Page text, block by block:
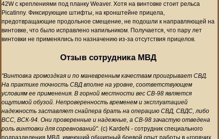
42W c креплениями под планку Weaver. Хотя на винтовке стоит рельса
Picatinny. Фиксирующие штифты, на кронштейне прицела,
предотвращающие продольное смещение, не подошли к направляющей на
винтовке, что было исправлено напильником. Получается, что пару лет
винтовки не применялись по назначению из-за отсутствия прицелов.
Отзыв сотрудника МВД
"Винтовка громоздкая и по маневренным качествам проигрывает СВД.
На практике точность СВД вполне на уровне, соответствующем
условиям ее применения. В горной местности вес СВ-98 является
ощутимой обузой. Непроверенность временем и эксплуатацией
надежность заставляет снайпера брать на операцию СВД, СВДС, либо
ВСС, ВСК-94. Они проверенные и надежные, а СВ-98 зачастую отведена
роль винтовки для соревнований". (с) KardeN - сотрудник специального
подразделения МВД, имеющий обширный боевой опыт работы в «горячих